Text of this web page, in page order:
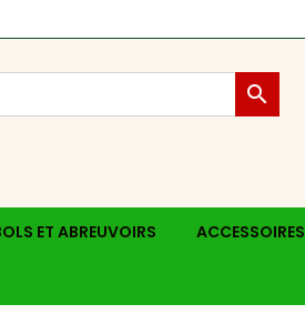

ET ABREUVOIRS ACCESSOIRES